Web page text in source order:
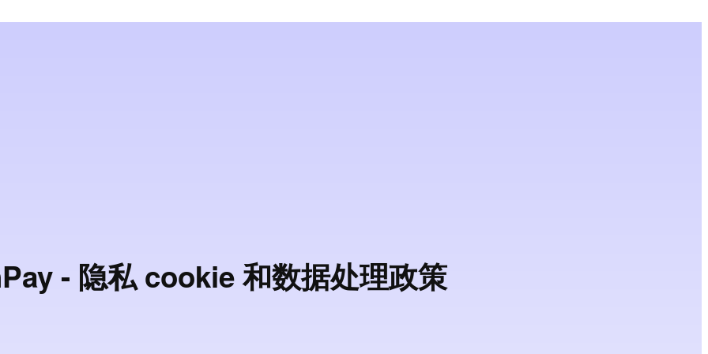
- 隐私 cookie 和数据处理政策